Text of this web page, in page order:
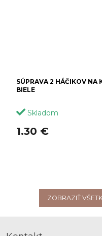
SÚPRAVA 2 HÁČIKOV NA
BIELE
Skladom
1.30 €
ZOBRAZIŤ